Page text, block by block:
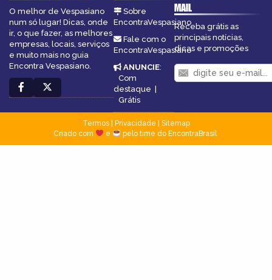
O melhor de Vespasiano
num só lugar! Dicas, onde
ir, o que fazer, as melhores
empresas, locais, serviços
e muito mais no guia
Encontra Vespasiano.
Sobre
EncontraVespasiano
Fale com o
EncontraVespasiano
ANUNCIE:
Com
destaque |
Grátis
MAIL
Receba grátis as
principais notícias,
dicas e promoções
Termos| Privacidade
Sitemap
Criado com
e pelo time do EncontraBrasil